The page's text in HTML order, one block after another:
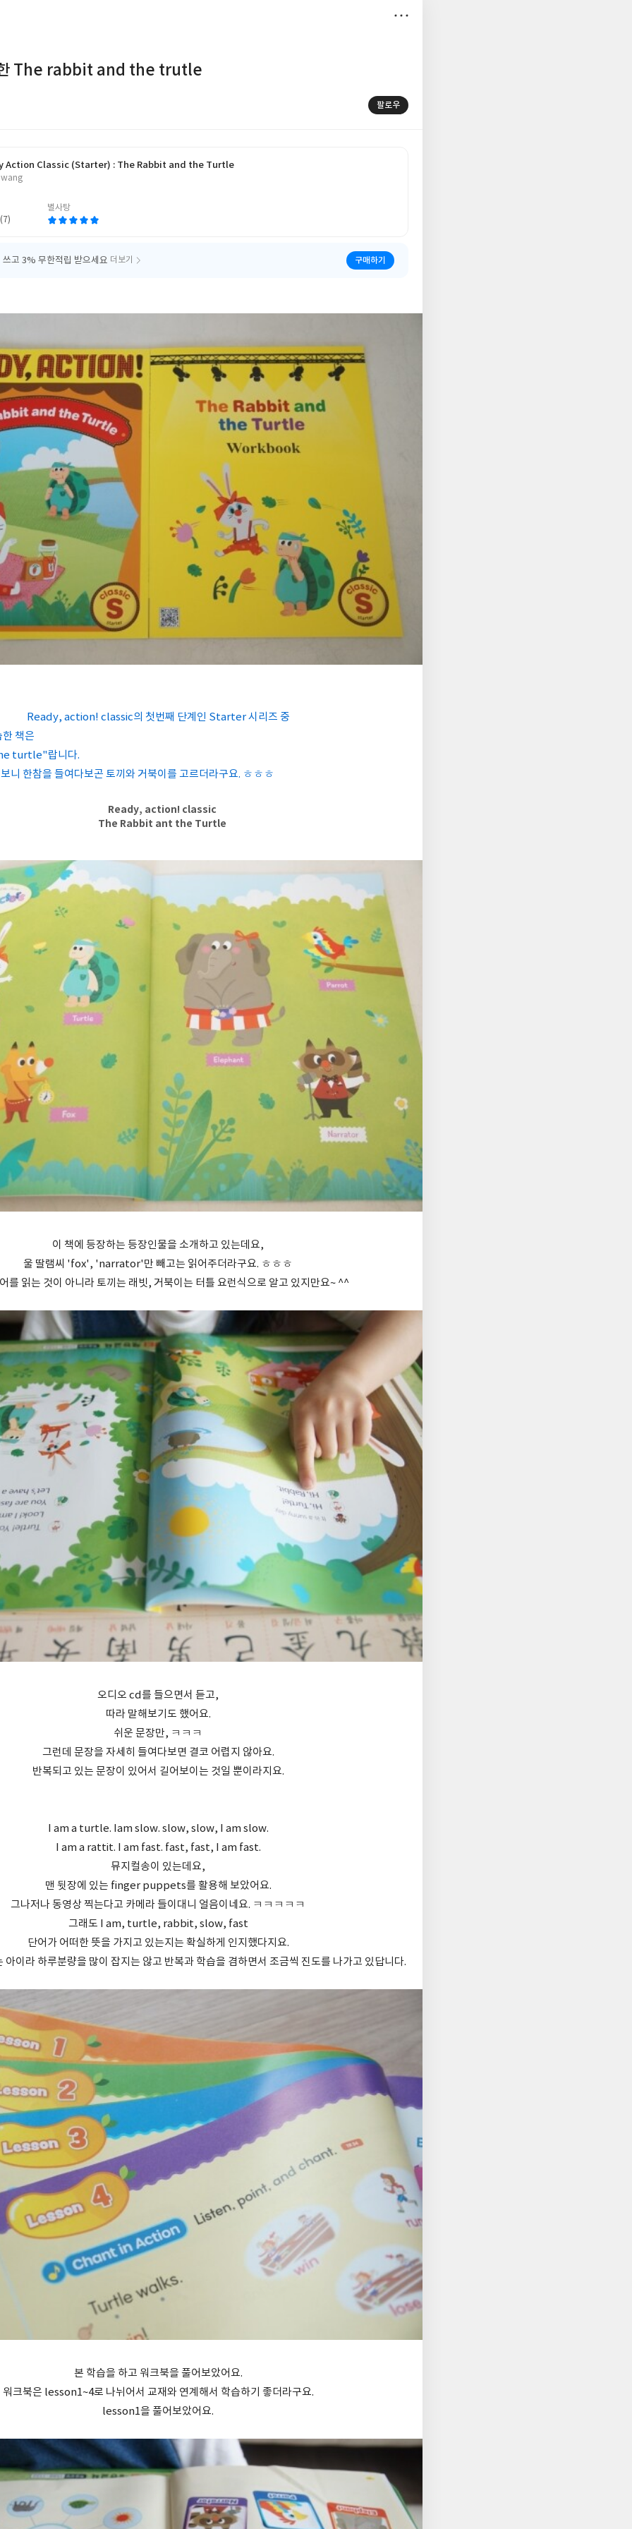
한 The rabbit and the trutle
팔로우
Action Classic (Starter) : The Rabbit and the Turtle
별사탕
쓰고 3% 무한적립 받으세요 더보기 구매하기
Ready, action! classic의 첫번째 단계인 Starter 시리즈 중
책은
turtle"랍니다.
니 한참을 들여다보곤 토끼와 거북이를 고르더라구요. ㅎㅎㅎ
Ready, action! classic
The Rabbit ant the Turtle
이 책에 등장하는 등장인물을 소개하고 있는데요,
울 딸램씨 'fox', 'narrator'만 빼고는 읽어주더라구요. ㅎㅎㅎ
를 읽는 것이 아니라 토끼는 래빗, 거북이는 터틀 요런식으로 알고 있지만요~ ^^
오디오 cd를 들으면서 듣고,
따라 말해보기도 했어요.
쉬운 문장만, ㅋㅋㅋ
그런데 문장을 자세히 들여다보면 결코 어렵지 않아요.
반복되고 있는 문장이 있어서 길어보이는 것일 뿐이라지요.
I am a turtle. Iam slow. slow, slow, I am slow.
I am a rattit. I am fast. fast, fast, I am fast.
뮤지컬송이 있는데요,
맨 뒷장에 있는 finger puppets를 활용해 보았어요.
그나저나 동영상 찍는다고 카메라 들이대니 얼음이네요. ㅋㅋㅋㅋㅋ
그래도 I am, turtle, rabbit, slow, fast
단어가 어떠한 뜻을 가지고 있는지는 확실하게 인지했다지요.
아이라 하루분량을 많이 잡지는 않고 반복과 학습을 겸하면서 조금씩 진도를 나가고 있답니다.
본 학습을 하고 워크북을 풀어보았어요.
워크북은 lesson1~4로 나뉘어서 교재와 연계해서 학습하기 좋더라구요.
lesson1을 풀어보았어요.